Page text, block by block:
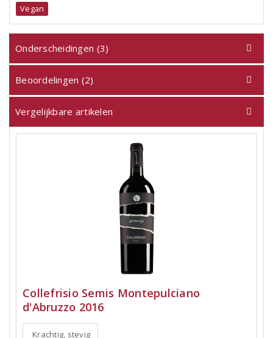
Vegan
Onderscheidingen (3)
Beoordelingen (2)
Vergelijkbare artikelen
Collefrisio Semis Montepulciano
d'Abruzzo 2016
Krachtig, stevig